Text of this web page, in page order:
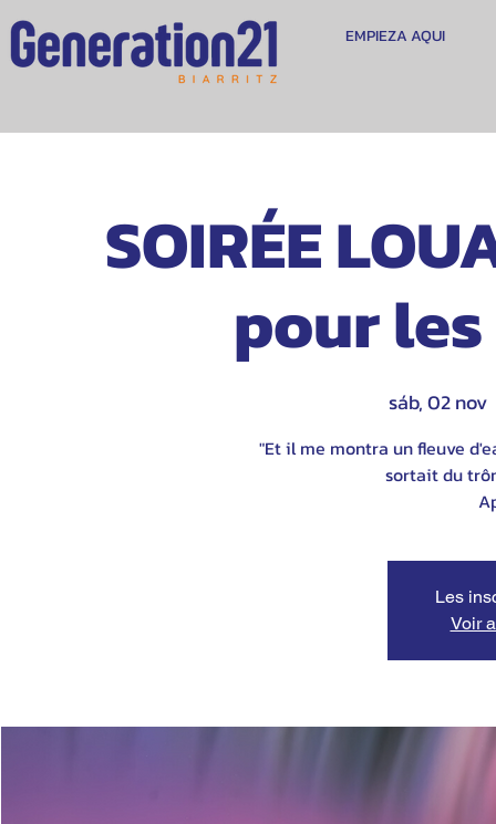
EMPIEZA AQUI
SOIRÉE
pour
sáb, 02 nov
"Et il me montra un fleuve
sortait du
Les
Voir